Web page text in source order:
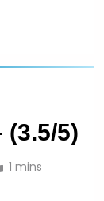
|
(3.5/5)
1 mins